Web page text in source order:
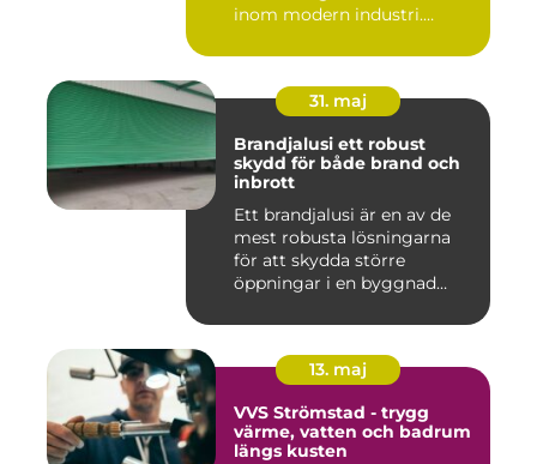
inom modern industri.
31. maj
Brandjalusi ett robust
skydd för både brand och
inbrott
Ett brandjalusi är en av de
mest robusta lösningarna
för att skydda större
öppningar i en byggnad
13. maj
VVS Strömstad - trygg
värme, vatten och badrum
längs kusten